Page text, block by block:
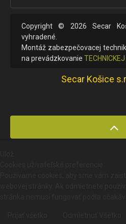
Copyright © 2026 Secar
vyhradené.
Montáž zabezpečovacej
na prevádzkovanie
Secar Košice